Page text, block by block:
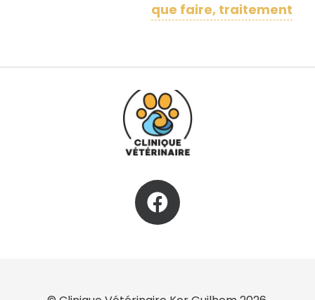
que faire, traitement